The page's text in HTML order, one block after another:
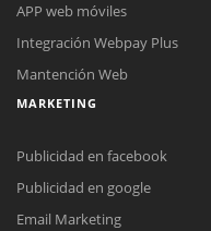
APP web móviles
Integración Webpay Plus
Mantención Web
MARKETING
Publicidad en facebook
Publicidad en google
Email Marketing